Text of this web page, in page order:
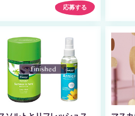
応募する